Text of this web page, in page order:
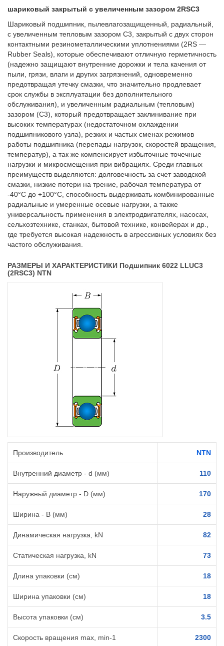
шариковый закрытый с увеличенным зазором 2RSС3
Шариковый подшипник, пылевлагозащищенный, радиальный,
с увеличенным тепловым зазором C3, закрытый с двух сторон
контактными резинометаллическими уплотнениями (2RS —
Rubber Seals), которые обеспечивают отличную герметичность
(надежно защищают внутренние дорожки и тела качения от
пыли, грязи, влаги и других загрязнений, одновременно
предотвращая утечку смазки, что значительно продлевает
срок службы в эксплуатации без дополнительного
обслуживания), и увеличенным радиальным (тепловым)
зазором (C3), который предотвращает заклинивание при
высоких температурах (недостаточном охлаждении
подшипникового узла), резких и частых сменах режимов
работы подшипника (перепады нагрузок, скоростей вращения,
температур), а так же компенсирует избыточные точечные
нагрузки и микросмещения при вибрациях. Среди главных
преимуществ выделяются: долговечность за счет заводской
смазки, низкие потери на трение, рабочая температура от
-40°C до +100°C, способность выдерживать комбинированные
радиальные и умеренные осевые нагрузки, а также
универсальность применения в электродвигателях, насосах,
сельхозтехнике, станках, бытовой технике, конвейерах и др.,
где требуется высокая надежность в агрессивных условиях без
частого обслуживания.
РАЗМЕРЫ И ХАРАКТЕРИСТИКИ Подшипник 6022 LLUC3
(2RSC3) NTN
Производитель NTN
Внутренний диаметр - d (мм) 110
Наружный диаметр - D (мм) 170
Ширина - B (мм) 28
Динамическая нагрузка, kN 82
Статическая нагрузка, kN 73
Длина упаковки (см) 18
Ширина упаковки (см) 18
Высота упаковки (см) 3.5
Cкорость вращения max, min-1 2300